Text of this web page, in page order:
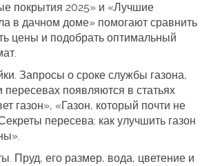
покрытия 2025» и «Лучшие
в дачном доме» помогают сравнить
цены и подобрать оптимальный
Запросы о сроке службы газона,
пересевах появляются в статьях
газон», «Газон, который почти не
пересева: как улучшить газон
Пруд, его размер, вода, цветение и